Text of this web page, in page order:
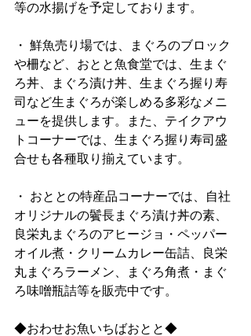
等の水揚げを予定しております。
・ 鮮魚売り場では、まぐろのブロック
や柵など、おとと魚食堂では、生まぐ
ろ丼、まぐろ漬け丼、生まぐろ握り寿
司など生まぐろが楽しめる多彩なメニ
ューを提供します。また、テイクアウ
トコーナーでは、生まぐろ握り寿司盛
合せも各種取り揃えています。
・ おととの特産品コーナーでは、自社
オリジナルの鬢長まぐろ漬け丼の素、
良栄丸まぐろのアヒージョ・ペッパー
オイル煮・クリームカレー缶詰、良栄
丸まぐろラーメン、まぐろ角煮・まぐ
ろ味噌瓶詰等を販売中です。
◆おわせお魚いちばおとと◆